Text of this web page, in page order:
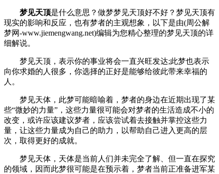
梦见天顶是什么意思？做梦梦见天顶好不好？梦见天顶有
现实的影响和反应，也有梦者的主观想象，以下是由(周公解
梦网-www.jiemengwang.net)编辑为您精心整理的梦见天顶的详
细解说。
梦见天顶，表示你的事业将会一直兴旺发达;此梦也表示
向你求婚的人很多，你选择的正好是能够给彼此带来幸福的
人。
梦见天体，此梦可能暗喻着，梦者的身边在近期出现了某
些“微妙的力量”，这些力量很可能会对梦者的生活造成不小的
改变，或许应该建议梦者，应该尝试着去接触并掌控这些力
量，让这些力量成为自己的助力，以帮助自己进入更高的层
次，取得更好的成就。
梦见天体，天体是当前人们并未完全了解、但一直在探究
的领域，因而此梦很可能是在预示着，梦者当前正准备进军某